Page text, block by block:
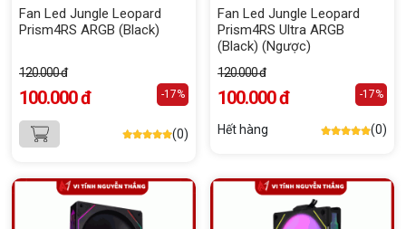
Fan Led Jungle Leopard
Prism4RS ARGB (Black)
120.000 đ
100.000 đ -17%
(0)
Fan Led Jungle Leopard
Prism4RS Ultra ARGB
(Black) (Ngược)
120.000 đ
100.000 đ -17%
Hết hàng (0)